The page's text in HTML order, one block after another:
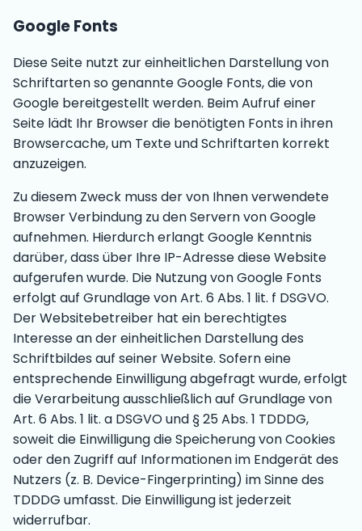
Google Fonts
Diese Seite nutzt zur einheitlichen Darstellung von
Schriftarten so genannte Google Fonts, die von
Google bereitgestellt werden. Beim Aufruf einer
Seite lädt Ihr Browser die benötigten Fonts in ihren
Browsercache, um Texte und Schriftarten korrekt
anzuzeigen.
Zu diesem Zweck muss der von Ihnen verwendete
Browser Verbindung zu den Servern von Google
aufnehmen. Hierdurch erlangt Google Kenntnis
darüber, dass über Ihre IP-Adresse diese Website
aufgerufen wurde. Die Nutzung von Google Fonts
erfolgt auf Grundlage von Art. 6 Abs. 1 lit. f DSGVO.
Der Websitebetreiber hat ein berechtigtes
Interesse an der einheitlichen Darstellung des
Schriftbildes auf seiner Website. Sofern eine
entsprechende Einwilligung abgefragt wurde, erfolgt
die Verarbeitung ausschließlich auf Grundlage von
Art. 6 Abs. 1 lit. a DSGVO und § 25 Abs. 1 TDDDG,
soweit die Einwilligung die Speicherung von Cookies
oder den Zugriff auf Informationen im Endgerät des
Nutzers (z. B. Device-Fingerprinting) im Sinne des
TDDDG umfasst. Die Einwilligung ist jederzeit
widerrufbar.